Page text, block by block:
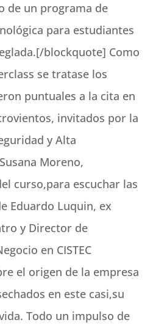
de un programa de
para estudiantes
blockquote] Como
se tratase los
puntuales a la cita en
invitados por la
y Alta
Moreno,
curso,para escuchar las
Eduardo Luquin, ex
y Director de
en CISTEC
el origen de la empresa
en este casi,su
Todo un impulso de